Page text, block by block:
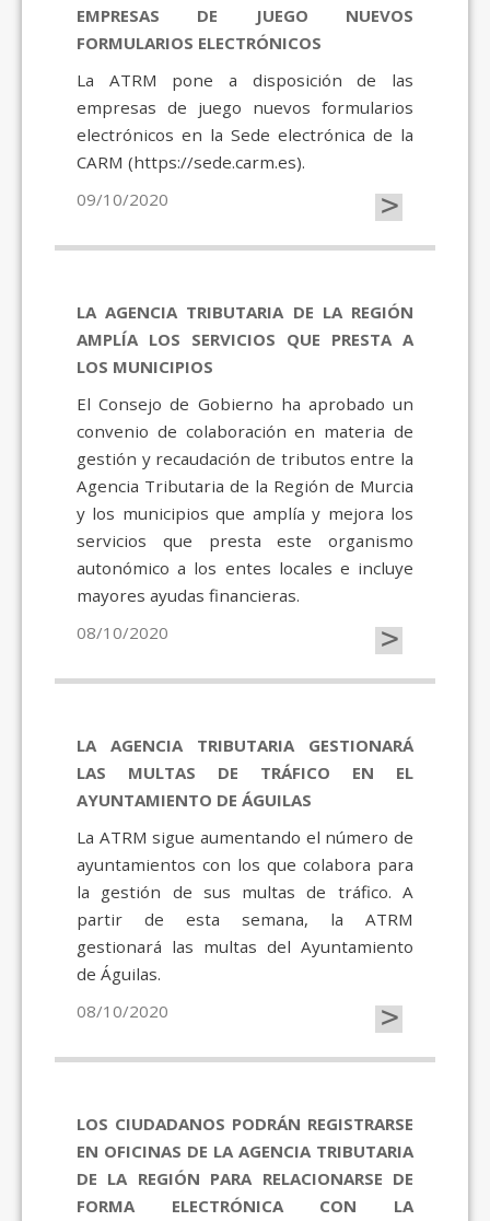
EMPRESAS DE JUEGO NUEVOS
FORMULARIOS ELECTRÓNICOS
La ATRM pone a disposición de las
empresas de juego nuevos formularios
electrónicos en la Sede electrónica de la
CARM (https://sede.carm.es).
09/10/2020
>
LA AGENCIA TRIBUTARIA DE LA REGIÓN
AMPLÍA LOS SERVICIOS QUE PRESTA A
LOS MUNICIPIOS
El Consejo de Gobierno ha aprobado un
convenio de colaboración en materia de
gestión y recaudación de tributos entre la
Agencia Tributaria de la Región de Murcia
y los municipios que amplía y mejora los
servicios que presta este organismo
autonómico a los entes locales e incluye
mayores ayudas financieras.
08/10/2020
>
LA AGENCIA TRIBUTARIA GESTIONARÁ
LAS MULTAS DE TRÁFICO EN EL
AYUNTAMIENTO DE ÁGUILAS
La ATRM sigue aumentando el número de
ayuntamientos con los que colabora para
la gestión de sus multas de tráfico. A
partir de esta semana, la ATRM
gestionará las multas del Ayuntamiento
de Águilas.
08/10/2020
>
LOS CIUDADANOS PODRÁN REGISTRARSE
EN OFICINAS DE LA AGENCIA TRIBUTARIA
DE LA REGIÓN PARA RELACIONARSE DE
FORMA ELECTRÓNICA CON LA